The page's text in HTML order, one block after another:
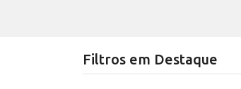
Filtros em Destaque